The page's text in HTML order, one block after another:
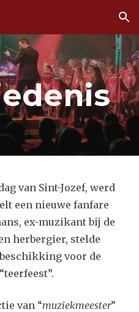
Skip to navigation
van Sint-Jozef, werd
een nieuwe fanfare
ex-muzikant bij de
herbergier, stelde
voor de
van “muziekmeester”